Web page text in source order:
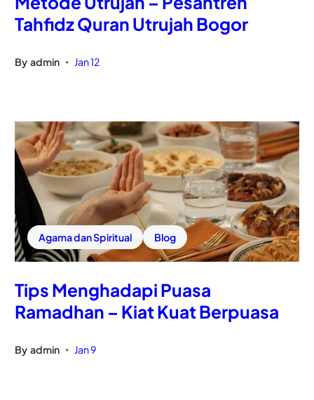
Tahfidz Quran Utrujah Bogor
By admin • Jan 12
Agama dan Spiritual Blog
Tips Menghadapi Puasa
Ramadhan – Kiat Kuat Berpuasa
By admin • Jan 9